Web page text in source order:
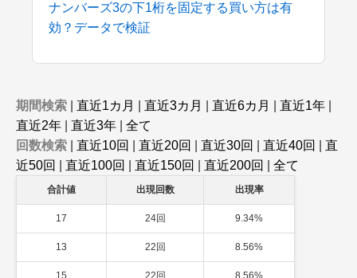
ナンバーズ3の下1桁を固定する買い方は有
効？データで検証
期間検索 直近1カ月 直近3カ月 直近6カ月 直近1年
直近2年
直近3年
全て
回数検索
直近10回 直近20回 直近30回 直近40回
直
近50回
直近100回 直近150回 直近200回 全て
合計値 出現回数 出現率
17 24回 9.34%
13 22回 8.56%